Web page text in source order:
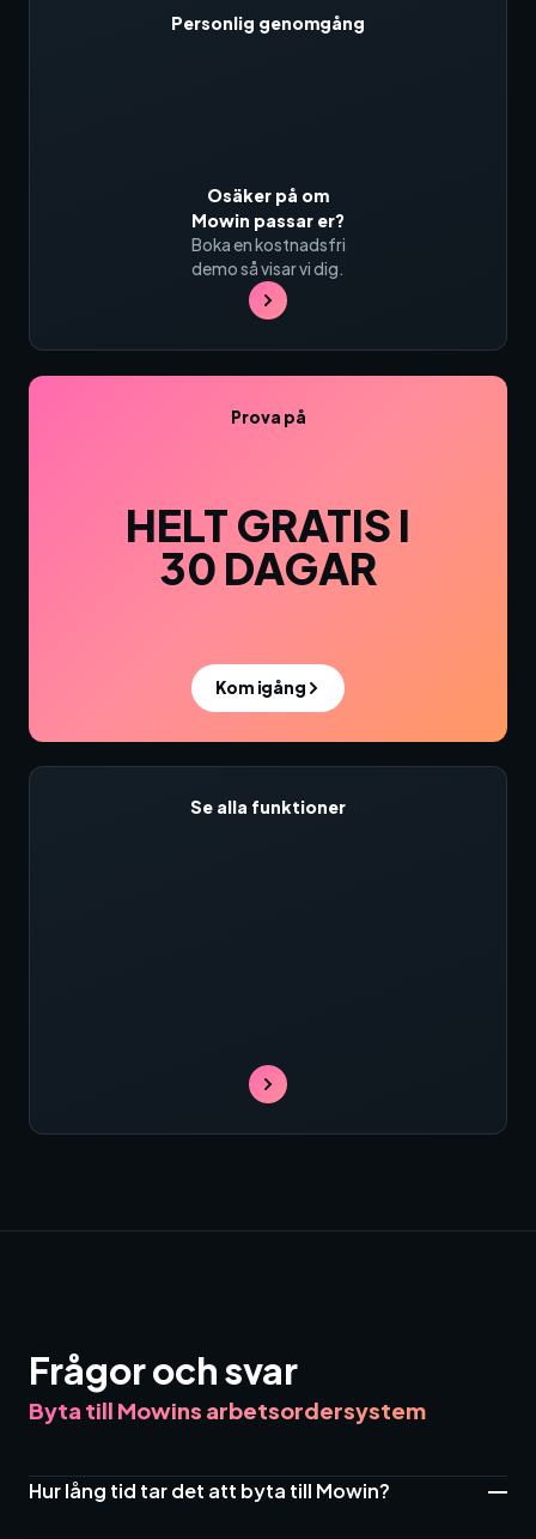
Personlig genomgång
Osäker på om
Mowin passar er?
Boka en kostnadsfri
demo så visar vi dig.
Prova på
HELT GRATIS I
30 DAGAR
Kom igång
Se alla funktioner
Byta till Mowins arbetsordersystem
Frågor och svar
Hur lång tid tar det att byta till Mowin?